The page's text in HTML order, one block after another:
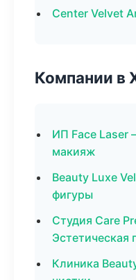
Center Velvet
Компании в
ИП Face Laser
макияж
Beauty Luxe
фигуры
Студия Care
Эстетическая
Клиника